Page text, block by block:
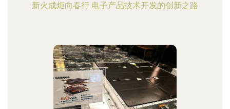
新火成炬向春行 电子产品技术开发的创新之路